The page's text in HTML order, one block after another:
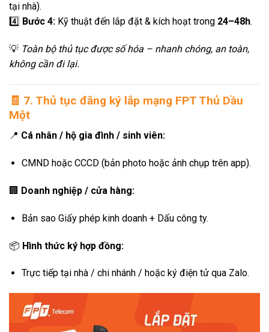
tại nhà).
4️⃣ Bước 4: Kỹ thuật đến lắp đặt & kích hoạt trong 24–48h.
💡 Toàn bộ thủ tục được số hóa – nhanh chóng, an toàn,
không cần đi lại.
🧾 7. Thủ tục đăng ký lắp mạng FPT Thủ Dầu
Một
📍 Cá nhân / hộ gia đình / sinh viên:
CMND hoặc CCCD (bản photo hoặc ảnh chụp trên app).
🏢 Doanh nghiệp / cửa hàng:
Bản sao Giấy phép kinh doanh + Dấu công ty.
📦 Hình thức ký hợp đồng:
Trực tiếp tại nhà / chi nhánh / hoặc ký điện tử qua Zalo.